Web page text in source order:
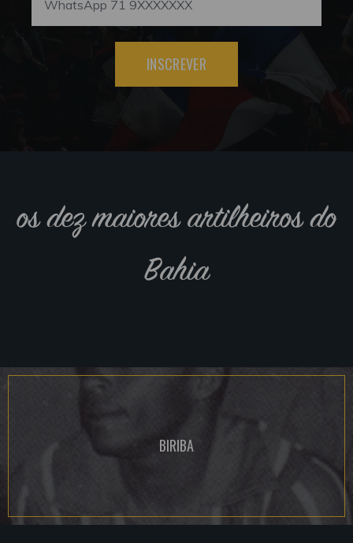
INSCREVER
os dez maiores artilheiros do
Bahia
BIRIBA